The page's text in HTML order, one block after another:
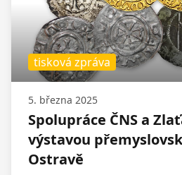
tisková zpráva
5. března 2025
Spolupráce ČNS a
výstavou
Ostravě